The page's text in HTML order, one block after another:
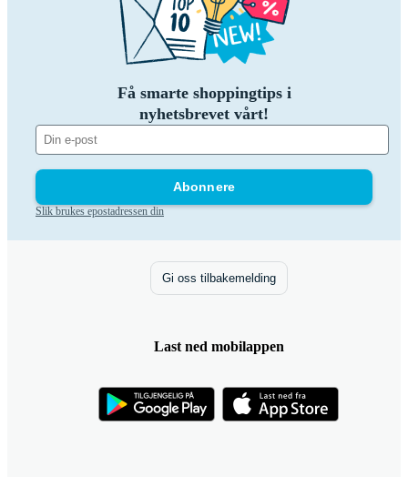
Få smarte shoppingtips i
nyhetsbrevet vårt!
Abonnere
Slik brukes epostadressen din
Gi oss tilbakemelding
Last ned mobilappen